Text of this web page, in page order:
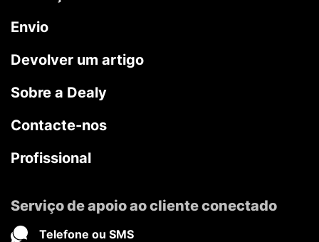
Envio
Devolver um artigo
Sobre a Dealy
Contacte-nos
Profissional
Serviço de apoio ao cliente conectado
Telefone ou SMS